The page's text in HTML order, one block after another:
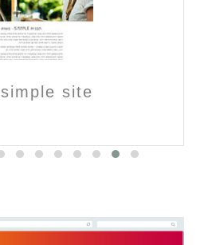
simple site